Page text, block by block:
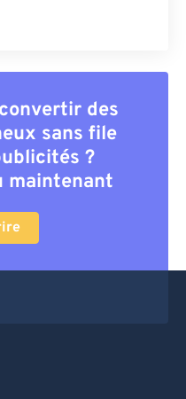
des
sans file
?
maintenant